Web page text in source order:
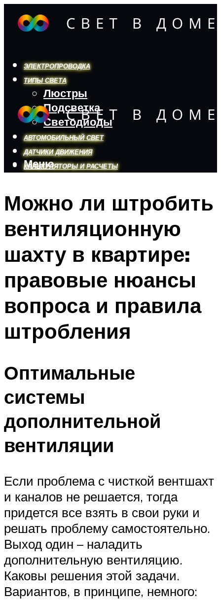
ЭЛЕКТРОПРОВОДКА
ТИПЫ СВЕТА
Люстры
Подсветка
Светодиоды
АВТОМОБИЛЬНЫЙ СВЕТ
ДАТЧИКИ ДВИЖЕНИЯ
КАЛЬКУЛЯТОРЫ И РАСЧЕТЫ
Меню
Меню
Можно ли штробить
вентиляционную
шахту в квартире:
правовые нюансы
вопроса и правила
штробления
Оптимальные
системы
дополнительной
вентиляции
Если проблема с чисткой вентшахт
и каналов не решается, тогда
придется все взять в свои руки и
решать проблему самостоятельно.
Выход один – наладить
дополнительную вентиляцию.
Каковы решения этой задачи.
Вариантов, в принципе, немного: